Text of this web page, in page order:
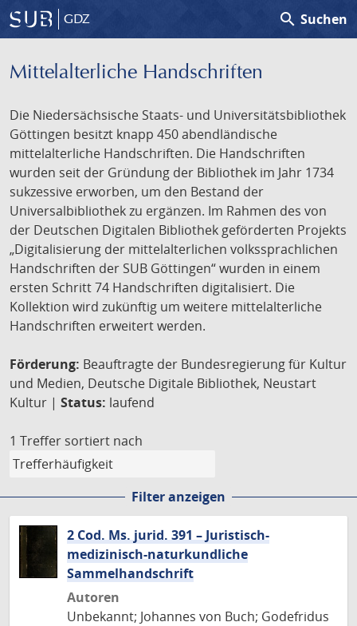
GDZ search Suchen
Mittelalterliche Handschriften
Die Niedersächsische Staats- und Universitätsbibliothek
Göttingen besitzt knapp 450 abendländische
mittelalterliche Handschriften. Die Handschriften
wurden seit der Gründung der Bibliothek im Jahr 1734
sukzessive erworben, um den Bestand der
Universalbibliothek zu ergänzen. Im Rahmen des von
der Deutschen Digitalen Bibliothek geförderten Projekts
„Digitalisierung der mittelalterlichen volkssprachlichen
Handschriften der SUB Göttingen“ wurden in einem
ersten Schritt 74 Handschriften digitalisiert. Die
Kollektion wird zukünftig um weitere mittelalterliche
Handschriften erweitert werden.
Förderung: Beauftragte der Bundesregierung für Kultur
und Medien, Deutsche Digitale Bibliothek, Neustart
Kultur | Status: laufend
1 Treffer sortiert nach
Filter anzeigen
2 Cod. Ms. jurid. 391 – Juristisch-
medizinisch-naturkundliche
Sammelhandschrift
Autoren
Unbekannt; Johannes von Buch; Godefridus